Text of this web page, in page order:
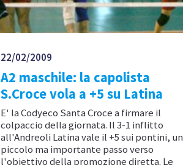
22/02/2009
A2 maschile: la capolista
S.Croce vola a +5 su Latina
E' la Codyeco Santa Croce a firmare il
colpaccio della giornata. Il 3-1 inflitto
all'Andreoli Latina vale il +5 sui pontini, un
piccolo ma importante passo verso
l'obiettivo della promozione diretta. Le